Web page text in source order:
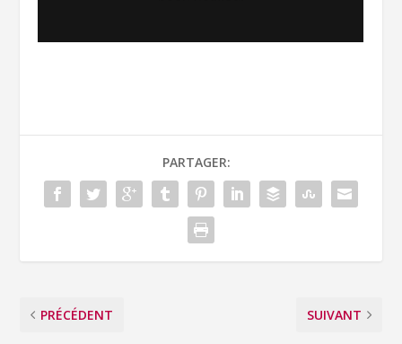
PARTAGER:
PRÉCÉDENT SUIVANT